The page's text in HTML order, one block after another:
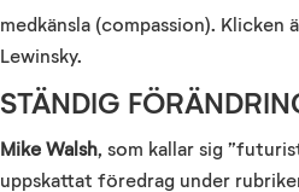
medkänsla (compassion). Klicken
Lewinsky.
STÄNDIG
Mike Walsh , som kallar sig
uppskattat föredrag under